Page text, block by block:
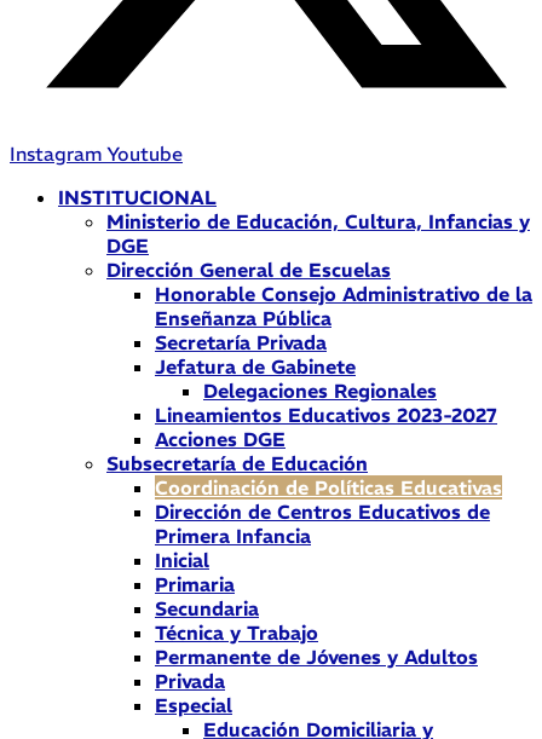
Instagram Youtube
INSTITUCIONAL
Ministerio de Educación, Cultura, Infancias y
DGE
Dirección General de Escuelas
Honorable Consejo Administrativo de la
Enseñanza Pública
Secretaría Privada
Jefatura de Gabinete
Delegaciones Regionales
Lineamientos Educativos 2023-2027
Acciones DGE
Subsecretaría de Educación
Coordinación de Políticas Educativas
Dirección de Centros Educativos de
Primera Infancia
Inicial
Primaria
Secundaria
Técnica y Trabajo
Permanente de Jóvenes y Adultos
Privada
Especial
Educación Domiciliaria y